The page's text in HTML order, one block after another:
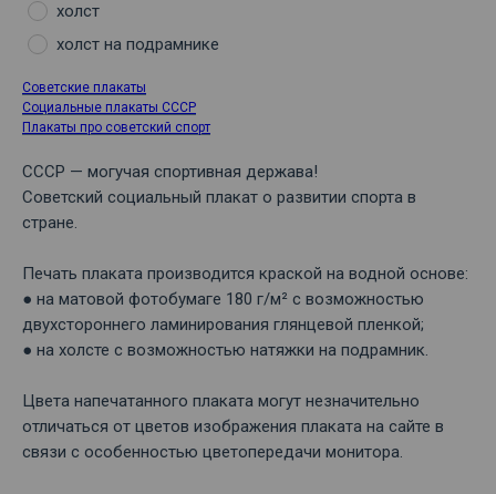
холст
холст на подрамнике
Советские плакаты
Социальные плакаты СССР
Плакаты про советский спорт
СССР — могучая спортивная держава!
Советский социальный плакат о развитии спорта в
стране.
Печать плаката производится краской на водной основе:
● на матовой фотобумаге 180 г/м² с возможностью
двухстороннего ламинирования глянцевой пленкой;
● на холсте с возможностью натяжки на подрамник.
Цвета напечатанного плаката могут незначительно
отличаться от цветов изображения плаката на сайте в
связи с особенностью цветопередачи монитора.